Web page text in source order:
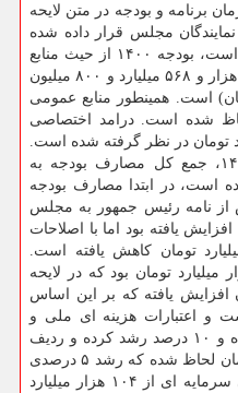
برنامه و بودجه در متن لایحه
که در اختیار نمایندگان مجلس قرار داده شده
است، در قسمت ماده واحده آمده است، بودجه ۱۴۰۰ از حیث منابع
و مصارف بالغ بر ۲۴ میلیون و ۴۹۹ هزار و ۵۶۸ میلیارد و ۸۰۰ میلیون
میلیارد تومان) است. همینطور منابع عمومی
میلیارد تومان در نظر گرفته شده است.
بر مبنای اصلاحیه لایحه بودجه ۱۴۰۰، جمع کل مصارف بودجه به
کرده است، در ابتدا مصارف بودجه
پس از نامه رئیس جمهور به مجلس
تومان افزایش یافته بود اما با اصلاحات
شده این رقم حدود ۴۰۰ میلیارد تومان کاهش یافته است.
هزینه ای در ابتدا ۶۳۷ هزار میلیارد تومان بود که در لایحه
تومان افزایش یافته که بر این اساس
است و اعتبارات هزینه ای ملی و
استانی ۵۵۶ هزار میلیارد تومان بوده و ۱۰ درصد رشد کرده و ردیف
های متفرقه هم ۹۶ هزار میلیارد تومان لحاظ شده که رشد ۵ درصدی
داشته است. اعتبارات تملک دارایی سرمایه ای از ۱۰۴ هزار میلیارد